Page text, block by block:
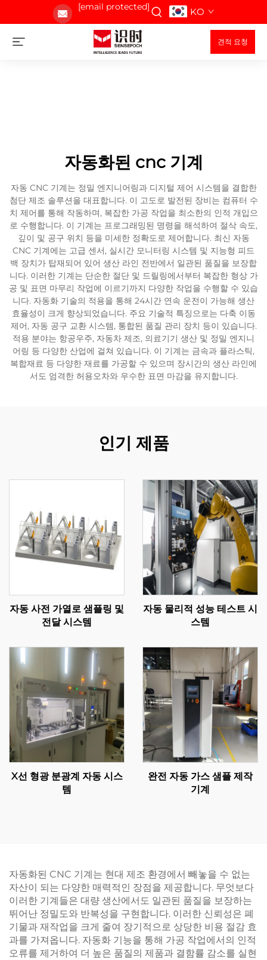
[email protected] KO
견적 요청
자동화된 cnc 기계
자동 CNC 기계는 정밀 엔지니어링과 디지털 제어 시스템을 결합한
첨단 제조 솔루션을 대표합니다. 이 고도로 발전된 장비는 컴퓨터 수
치 제어를 통해 작동하며, 복잡한 가공 작업을 최소한의 인적 개입으
로 수행합니다. 이 기계는 프로그래밍된 명령을 해석하여 절삭 속도,
깊이 및 공구 위치 등을 미세한 정확도로 제어합니다. 최신 자동
CNC 기계에는 고급 센서, 실시간 모니터링 시스템 및 지능형 피드
백 장치가 탑재되어 있어 생산 라인 전반에서 일관된 품질을 보장합
니다. 이러한 기계는 단순한 절단 및 드릴링에서부터 복잡한 형상 가
공 및 표면 마무리 작업에 이르기까지 다양한 작업을 수행할 수 있습
니다. 자동화 기술의 적용을 통해 24시간 연속 운전이 가능해 생산
효율성이 크게 향상되었습니다. 주요 기술적 특징으로는 다축 이동
제어, 자동 공구 교환 시스템, 통합된 품질 관리 장치 등이 있습니다.
적용 분야는 항공우주, 자동차 제조, 의료기기 생산 및 정밀 엔지니
어링 등 다양한 산업에 걸쳐 있습니다. 이 기계는 금속과 플라스틱,
복합재료 등 다양한 재료를 가공할 수 있으며 장시간의 생산 라인에
서도 엄격한 허용오차와 우수한 표면 마감을 유지합니다.
인기 제품
자동 사전 가열로 샘플링 및
전달 시스템
자동 물리적 성능 테스트 시
스템
X선 형광 분광계 자동 시스
템
완전 자동 가스 샘플 제작
기계
자동화된 CNC 기계는 현대 제조 환경에서 빼놓을 수 없는
자산이 되는 다양한 매력적인 장점을 제공합니다. 무엇보다
이러한 기계들은 대량 생산에서도 일관된 품질을 보장하는
뛰어난 정밀도와 반복성을 구현합니다. 이러한 신뢰성은 폐
기물과 재작업을 크게 줄여 장기적으로 상당한 비용 절감 효
과를 가져옵니다. 자동화 기능을 통해 가공 작업에서의 인적
오류를 제거하여 더 높은 품질의 제품과 결함률 감소를 실현